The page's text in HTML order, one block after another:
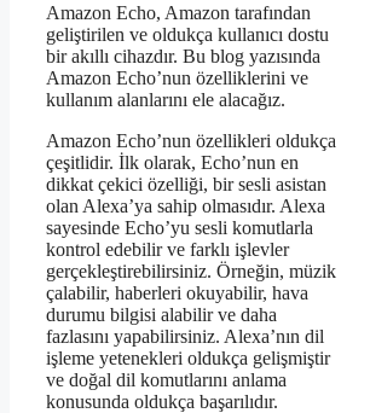
Amazon Echo, Amazon tarafından
geliştirilen ve oldukça kullanıcı dostu
bir akıllı cihazdır. Bu blog yazısında
Amazon Echo’nun özelliklerini ve
kullanım alanlarını ele alacağız.
Amazon Echo’nun özellikleri oldukça
çeşitlidir. İlk olarak, Echo’nun en
dikkat çekici özelliği, bir sesli asistan
olan Alexa’ya sahip olmasıdır. Alexa
sayesinde Echo’yu sesli komutlarla
kontrol edebilir ve farklı işlevler
gerçekleştirebilirsiniz. Örneğin, müzik
çalabilir, haberleri okuyabilir, hava
durumu bilgisi alabilir ve daha
fazlasını yapabilirsiniz. Alexa’nın dil
işleme yetenekleri oldukça gelişmiştir
ve doğal dil komutlarını anlama
konusunda oldukça başarılıdır.